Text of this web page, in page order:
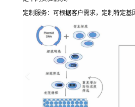
定制服务：可根据客户需求，定制特定基